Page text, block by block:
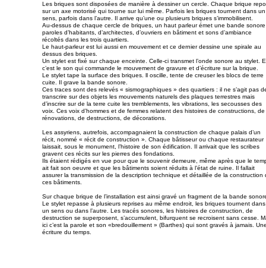
Les briques sont disposées de manière à dessiner un cercle. Chaque brique
sur un axe motorisé qui tourne sur lui même. Parfois les briques tournent dans un
sens, parfois dans l’autre. Il arrive qu’une ou plusieurs briques s’immobilisent.
Au-dessus de chaque cercle de briques, un haut parleur émet une bande
paroles d’habitants, d’architectes, d’ouvriers en bâtiment et sons d’ambiance
récoltés dans les trois quartiers.
Le haut-parleur est lui aussi en mouvement et ce dernier dessine une spirale au
dessus des briques.
Un stylet est fixé sur chaque enceinte. Celle-ci transmet l’onde sonore au stylet.
c’est le son qui commande le mouvement de gravure et d’écriture sur la brique.
Le stylet tape la surface des briques. ll oscille, tente de creuser les blocs de terre
cuite. Il grave la bande sonore.
Ces traces sont des relevés « sismographiques » des quartiers : il ne s’agit pas
transcrire sur des objets les mouvements naturels des plaques terrestres mais
d’inscrire sur de la terre cuite les tremblements, les vibrations, les secousses des
voix. Ces voix d’hommes et de femmes relatent des histoires de constructions, de
rénovations, de destructions, de décorations.
Les assyriens, autrefois, accompagnaient la construction de chaque palais d’un
récit, nommé « récit de construction ». Chaque bâtisseur ou chaque restaurateur
laissait, sous le monument, l’histoire de son édification. Il arrivait que les scribes
gravent ces récits sur les pierres des fondations.
Ils étaient rédigés en vue pour que le souvenir demeure, même après que le
ait fait son oeuvre et que les bâtiments soient réduits à l’état de ruine. Il fallait
assurer la transmission de la description technique et détaillée de la construction
ces bâtiments.
Sur chaque brique de l’installation est ainsi gravé un fragment de la bande
Le stylet repasse à plusieurs reprises au même endroit, les briques tournent dans
un sens ou dans l’autre. Les tracés sonores, les histoires de construction, de
destruction se superposent, s’accumulent, bifurquent se recroisent sans cesse.
ici c’est la parole et son «bredouillement » (Barthes) qui sont gravés à jamais.
écriture du temps.